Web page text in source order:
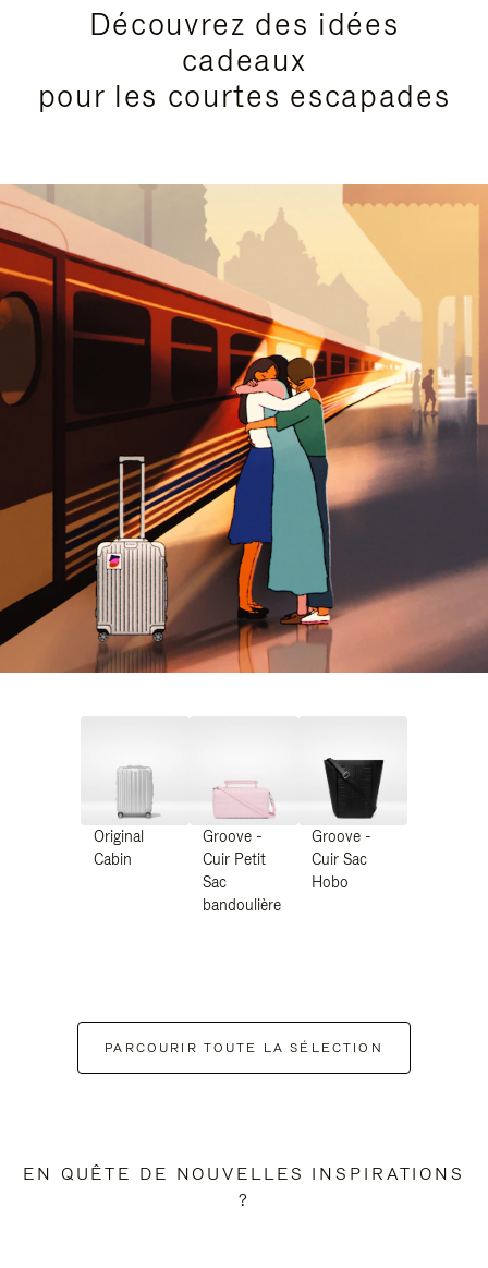
Découvrez des idées
cadeaux
pour les courtes escapades
Original
Cabin
Groove -
Cuir Petit
Sac
bandoulière
Groove -
Cuir Sac
Hobo
PARCOURIR TOUTE LA SÉLECTION
EN QUÊTE DE NOUVELLES INSPIRATIONS
?